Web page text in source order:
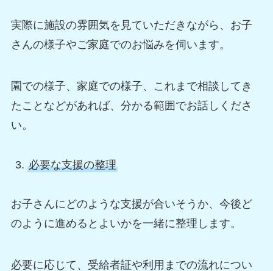
実際に施設の雰囲気を見ていただきながら、お子
さんの様子やご家庭でのお悩みを伺います。
園での様子、家庭での様子、これまで相談してき
たことなどがあれば、分かる範囲でお話しくださ
い。
必要な支援の整理
お子さんにどのような支援が合いそうか、今後ど
のように進めるとよいかを一緒に整理します。
必要に応じて、受給者証や利用までの流れについ